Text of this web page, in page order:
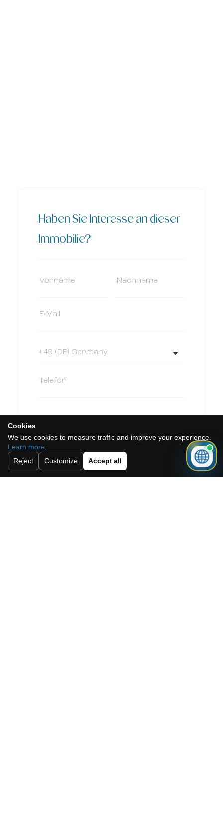
Haben Sie Interesse an dieser
Immobilie?
Cookies
We use cookies to measure traffic and improve your experience.
Learn more
Reject
Customize Accept all